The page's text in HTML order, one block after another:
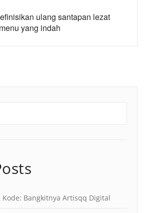
ulang santapan lezat
yang indah
Kode: Bangkitnya Artisqq Digital